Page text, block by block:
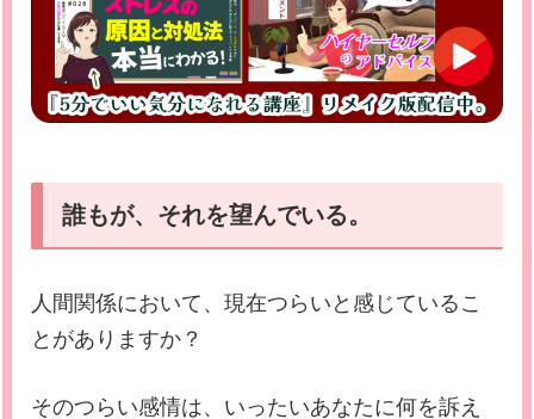
誰もが、それを望んでいる。
人間関係において、現在つらいと感じているこ
とがありますか？
そのつらい感情は、いったいあなたに何を訴え